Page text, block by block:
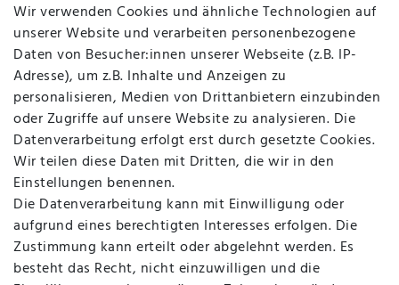
Widerruf
Vertrag widerrufen Kontakt
MAPALI VOR ORT
Herzogstraße 10
47533 Kleve
Montag, Dienstag, Donnerstag, Freitag
Wir verwenden Cookies und ähnliche Technologien auf
unserer Website und verarbeiten personenbezogene
Daten von Besucher:innen unserer Webseite (z.B. IP-
Adresse), um z.B. Inhalte und Anzeigen zu
personalisieren, Medien von Drittanbietern einzubinden
oder Zugriffe auf unsere Website zu analysieren. Die
Datenverarbeitung erfolgt erst durch gesetzte Cookies.
Wir teilen diese Daten mit Dritten, die wir in den
Einstellungen benennen.
Die Datenverarbeitung kann mit Einwilligung oder
aufgrund eines berechtigten Interesses erfolgen. Die
Zustimmung kann erteilt oder abgelehnt werden. Es
besteht das Recht, nicht einzuwilligen und die